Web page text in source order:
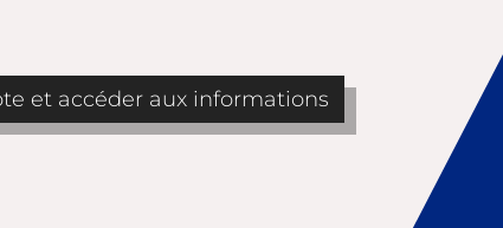
et accéder aux informations